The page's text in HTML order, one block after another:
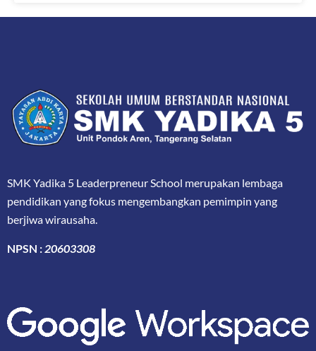
SMK Yadika 5 Leaderpreneur School merupakan lembaga
pendidikan yang fokus mengembangkan pemimpin yang
berjiwa wirausaha.
NPSN : 20603308